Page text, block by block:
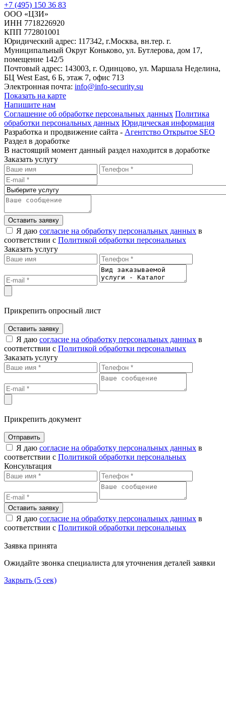
+7 (495) 150 36 83
ООО «ЦЗИ»
ИНН 7718226920
КПП 772801001
Юридический адрес: 117342, г.Москва, вн.тер. г.
Муниципальный Округ Коньково, ул. Бутлерова, дом 17,
помещение 142/5
Почтовый адрес: 143003, г. Одинцово, ул. Маршала Неделина,
БЦ West East, 6 Б, этаж 7, офис 713
Электронная почта: info@info-security.su
Показать на карте
Напишите нам
Соглашение об обработке персональных данных Политика
обработки персональных данных Юридическая информация
Разработка и продвижение сайта - Агентство Открытое SEO
Раздел в доработке
В настоящий момент данный раздел находится в доработке
Заказать услугу
Оставить заявку
Я даю согласие на обработку персональных данных в
соответствии с Политикой обработки персональных
Заказать услугу
Прикрепить опросный лист
Оставить заявку
Я даю согласие на обработку персональных данных в
соответствии с Политикой обработки персональных
Заказать услугу
Прикрепить документ
Отправить
Я даю согласие на обработку персональных данных в
соответствии с Политикой обработки персональных
Консультация
Оставить заявку
Я даю согласие на обработку персональных данных в
соответствии с Политикой обработки персональных
Заявка принята
Ожидайте звонка специалиста для уточнения деталей заявки
Закрыть (5 сек)